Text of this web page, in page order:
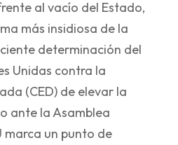
al vacío del Estado,
más insidiosa de la
determinación del
Unidas contra la
(CED) de elevar la
ante la Asamblea
marca un punto de